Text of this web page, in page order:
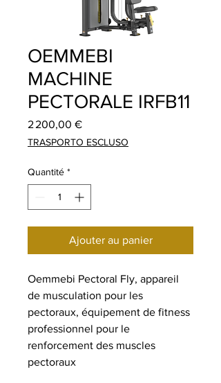
OEMMEBI
MACHINE
PECTORALE IRFB11
2 200,00 €Prix
TRASPORTO ESCLUSO
Quantité *
Ajouter au panier
Oemmebi Pectoral Fly, appareil
de musculation pour les
pectoraux, équipement de fitness
professionnel pour le
renforcement des muscles
pectoraux